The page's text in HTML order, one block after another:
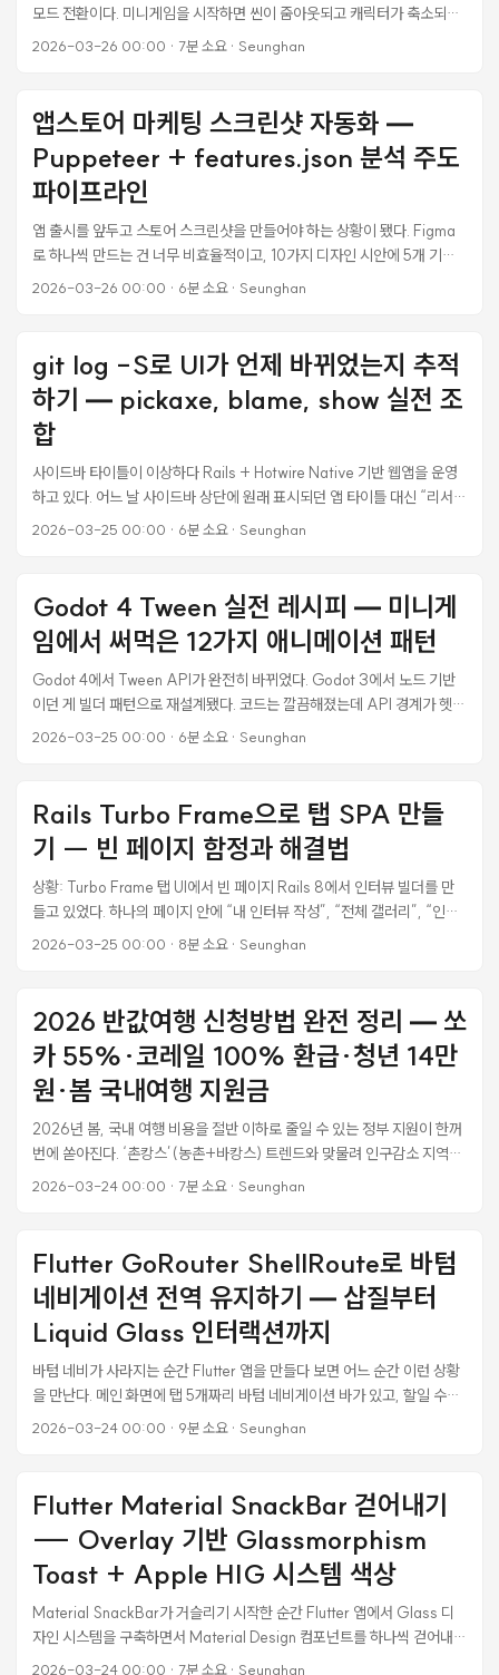
모드 전환이다. 미니게임을 시작하면 씬이 줌아웃되고 캐릭터가 축소되고
이동 범위가 바뀌고 배경이 교체된다. 게임이 끝나면 이 모든 게 원래대로
고정된다. 유저는 “게임이 망가졌다"고 느낀다. 이 글에서는 미니게임 모드
전환 시 상태 관리 패턴과, 실제로 터진 버그들의 원인과 해결을 정리한다.
문제의 본질: 임시 상태 vs 영구 상태 미니게임 모드는 임시 상태다. 잠깐
동안만 다른 설정을 쓰고, 끝나면 원래대로 돌아간다. 이게 간단해 보이는
데 실제로는 복잡하다. ...
2026-03-26 00:00 · 7분 소요· Seunghan
앱스토어 마케팅 스크린샷 자동화 —
Puppeteer + features.json 분석 주도
파이프라인
앱 출시를 앞두고 스토어 스크린샷을 만들어야 하는 상황이 됐다. Figma
로 하나씩 만드는 건 너무 비효율적이고, 10가지 디자인 시안에 5개 기능
화면을 조합하면 50장인데 수작업으로 한다는 건 말이 안 된다. 그래서
는 걸 나중에 깨달았는데, 그 과정이 의외로 중요한 교훈을 남겼다. 처음 접
근 방식의 문제 처음엔 이런 식으로 기능 배열을 하드코딩했다. const
FEATURES = [ { id: 'expense', title: '지출을 한번에', sub: 'AI가 영수
증을 읽어드립니다', screen: '02_expense_detail' }, { id: 'camera',
title: '사진 찍으면 끝', sub: 'OCR로 즉시 기록', screen:
'03_camera_hub' }, // ... ]; 문제는 이 파일명들
(02_expense_detail.png, 03_camera_hub.png)이 실제로 존재하
지 않았다는 것이다. 캡처 스크립트가 자동으로 화면을 이동하다가 실패해
2026-03-26 00:00 · 6분 소요· Seunghan
git log -S로 UI가 언제 바뀌었는지 추적
하기 — pickaxe, blame, show 실전 조
합
사이드바 타이틀이 이상하다 Rails + Hotwire Native 기반 웹앱을 운영
하고 있다. 어느 날 사이드바 상단에 원래 표시되던 앱 타이틀 대신 “리서치
·정보분석” 같은 팀 이름이 들어가 있는 걸 발견했다. 분명 예전에는 앱 이
히스토리를 먼저 파보는 게 훨씬 빠르다. 이번에 실제로 git log -S, git
show, git diff를 조합해서 원인 커밋을 찾아낸 과정을 정리했다. ...
2026-03-25 00:00 · 6분 소요· Seunghan
Godot 4 Tween 실전 레시피 — 미니게
임에서 써먹은 12가지 애니메이션 패턴
Godot 4에서 Tween API가 완전히 바뀌었다. Godot 3에서 노드 기반
이던 게 빌더 패턴으로 재설계됐다. 코드는 깔끔해졌는데 API 경계가 헷갈
린다. set_loops()를 PropertyTweener에 호출해서 에러 나고,
마다 하나씩 추가된 목록이다. 기본: Tween vs PropertyTweener 이게
모든 혼란의 원흉이다. create_tween()은 Tween을 반환하고,
tween_property()는 PropertyTweener를 반환한다. 두 클래스의 메서
드가 다르다. var tween: Tween = create_tween() # Tween 반환
var pt: PropertyTweener = tween.tween_property(...) #
PropertyTweener 반환 메서드 Tween PropertyTweener
set_loops() ✅ ❌ set_parallel() ✅ ❌ set_speed_scale() ✅ ❌
환 타입을 항상 의식해야 한다. 이걸 모르면 컴파일은 되는데 런타임에 터
진다. ...
2026-03-25 00:00 · 6분 소요· Seunghan
Rails Turbo Frame으로 탭 SPA 만들
기 -- 빈 페이지 함정과 해결법
상황: Turbo Frame 탭 UI에서 빈 페이지 Rails 8에서 인터뷰 빌더를 만
들고 있었다. 하나의 페이지 안에 “내 인터뷰 작성”, “전체 갤러리”, “인터
뷰 결과” 같은 탭을 두고, 탭을 클릭하면 콘텐츠 영역만 바뀌는 SPA 느낌
</button> <button onclick="switchTab('gallery')">갤러리
</button> <button onclick="switchTab('result')">결과</button>
</nav> <turbo-frame id="interview-rails-content"
src="/interviews/wizard" loading="lazy"> <p>로딩 중...</p>
</turbo-frame> 탭을 클릭하면 JavaScript로 railsFrame.src를 바꿔
서 콘텐츠를 교체한다. wizard, gallery, show 세 뷰 모두 같은
turbo_frame_tag "interview-rails-content"로 감싸져 있어서
frame ID가 매칭되고, 콘텐츠가 자연스럽게 스왑된다. ...
2026-03-25 00:00 · 8분 소요· Seunghan
2026 반값여행 신청방법 완전 정리 — 쏘
카 55%·코레일 100% 환급·청년 14만
원·봄 국내여행 지원금
2026년 봄, 국내 여행 비용을 절반 이하로 줄일 수 있는 정부 지원이 한꺼
번에 쏟아진다. ‘촌캉스’(농촌+바캉스) 트렌드와 맞물려 인구감소 지역으
로 떠나는 봄 여행이 어느 때보다 경제적인 선택이 됐다. 문화체육관광부의
진다. 각 제도별 대상, 금액, 신청 방법을 순서대로 정리했다. 반값여행 (지
역사랑 휴가지원) — 여행비 최대 50~70% 환급 어떤 제도인가 농어촌
인구감소 지역으로 여행하면 사용한 경비의 50%를 모바일 지역사랑상품
권으로 돌려주는 제도다. 행안부가 지정한 인구감소지역 89개 중 도시자
치구를 제외한 84개 지역이 대상이고, 2026년 상반기 시범사업으로 선
정된 16곳이 4월부터 운영된다. ...
2026-03-24 00:00 · 7분 소요· Seunghan
Flutter GoRouter ShellRoute로 바텀
네비게이션 전역 유지하기 — 삽질부터
Liquid Glass 인터랙션까지
바텀 네비가 사라지는 순간 Flutter 앱을 만들다 보면 어느 순간 이런 상황
을 만난다. 메인 화면에 탭 5개짜리 바텀 네비게이션 바가 있고, 할일 수정
이나 새 메모 생성 버튼을 누르면 context.push('/tasks/new')로 화면을
메모 앱에서 메모를 열어도, 미리 알림에서 항목을 수정해도 하단 탭 바는
그대로 있다. 그런데 Flutter에서는 기본적으로 이렇게 동작하지 않는다.
원인을 찾아보니 라우터 구조 자체의 문제였다. ...
2026-03-24 00:00 · 9분 소요· Seunghan
Flutter Material SnackBar 걷어내기
--- Overlay 기반 Glassmorphism
Toast + Apple HIG 시스템 색상
Material SnackBar가 거슬리기 시작한 순간 Flutter 앱에서 Glass 디
자인 시스템을 구축하면서 Material Design 컴포넌트를 하나씩 걷어내고
있었다. AlertDialog는 GlassDialog로, Card는 GlassCard로,
2026-03-24 00:00 · 7분 소요· Seunghan